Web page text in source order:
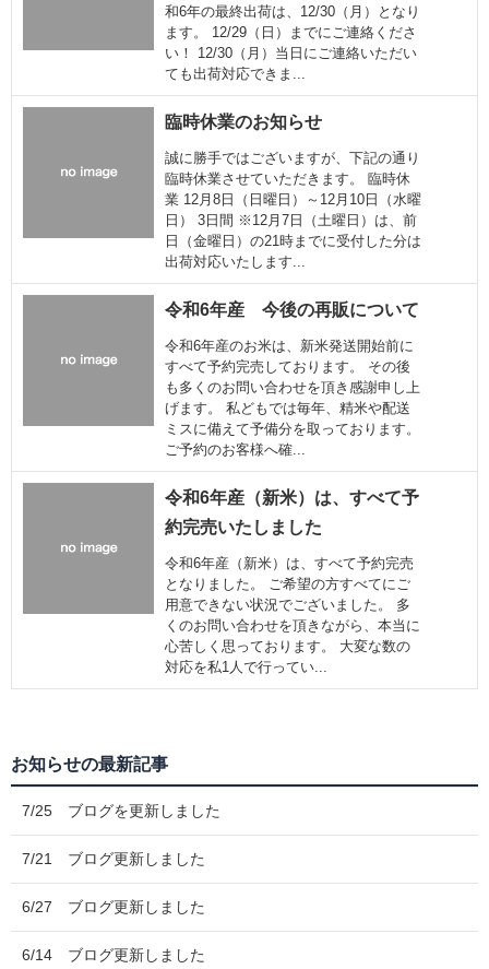
和6年の最終出荷は、12/30（月）となり
ます。 12/29（日）までにご連絡くださ
い！ 12/30（月）当日にご連絡いただい
ても出荷対応できま...
臨時休業のお知らせ
誠に勝手ではございますが、下記の通り
臨時休業させていただきます。 臨時休
業 12月8日（日曜日）～12月10日（水曜
日） 3日間 ※12月7日（土曜日）は、前
日（金曜日）の21時までに受付した分は
出荷対応いたします...
令和6年産 今後の再販について
令和6年産のお米は、新米発送開始前に
すべて予約完売しております。 その後
も多くのお問い合わせを頂き感謝申し上
げます。 私どもでは毎年、精米や配送
ミスに備えて予備分を取っております。
ご予約のお客様へ確...
令和6年産（新米）は、すべて予
約完売いたしました
令和6年産（新米）は、すべて予約完売
となりました。 ご希望の方すべてにご
用意できない状況でございました。 多
くのお問い合わせを頂きながら、本当に
心苦しく思っております。 大変な数の
対応を私1人で行ってい...
お知らせの最新記事
7/25 ブログを更新しました
7/21 ブログ更新しました
6/27 ブログ更新しました
6/14 ブログ更新しました